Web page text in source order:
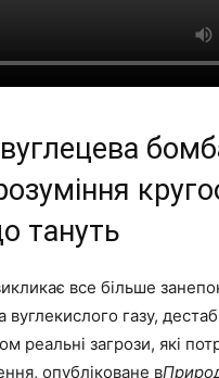
тануть
все більше
газу,
реальні загрози, які
опубліковане в